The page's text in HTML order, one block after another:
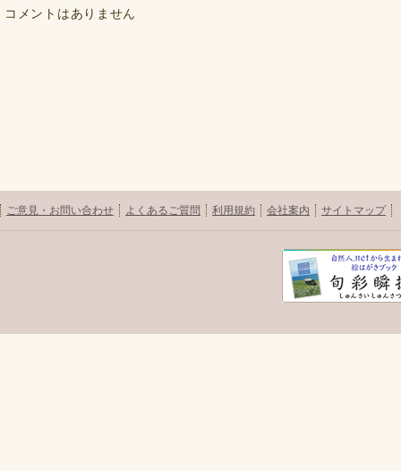
コメントはありません
ご意見・お問い合わせ よくあるご質問 利用規約 会社案内 サイトマップ